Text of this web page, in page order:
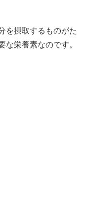
を摂取するものがた
な栄養素なのです。